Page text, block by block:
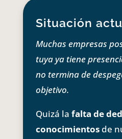
Situación
Muchas empresas
tuya ya tiene
no termina de
objetivo.
Quizá la falta de
conocimientosde